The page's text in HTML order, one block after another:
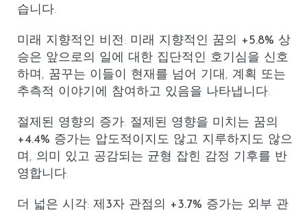
습니다.
미래 지향적인 비전: 미래 지향적인 꿈의 +5.8% 상
승은 앞으로의 일에 대한 집단적인 호기심을 신호
하며, 꿈꾸는 이들이 현재를 넘어 기대, 계획 또는
추측적 이야기에 참여하고 있음을 나타냅니다.
절제된 영향의 증가: 절제된 영향을 미치는 꿈의
+4.4% 증가는 압도적이지도 않고 지루하지도 않으
며, 의미 있고 공감되는 균형 잡힌 감정 기후를 반
영합니다.
더 넓은 시각: 제3자 관점의 +3.7% 증가는 외부 관